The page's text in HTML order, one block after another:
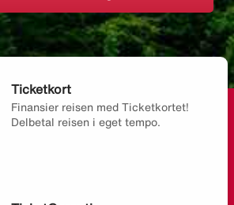
Ticketkort
Finansier reisen med Ticketkortet!
Delbetal reisen i eget tempo.